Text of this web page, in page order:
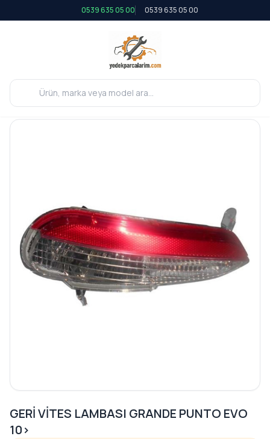
0539 635 05 00 0539 635 05 00
GERİ VİTES LAMBASI GRANDE PUNTO EVO
10>